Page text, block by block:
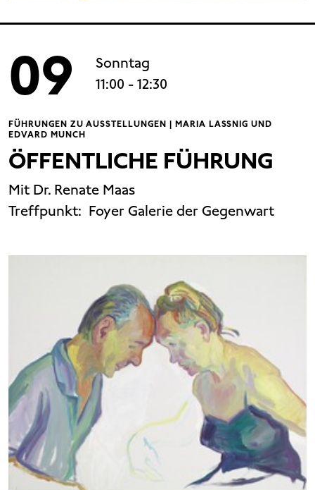
09
Sonntag
11:00 - 12:30
FÜHRUNGEN ZU AUSSTELLUNGEN | MARIA LASSNIG UND
EDVARD MUNCH
ÖFFENTLICHE FÜHRUNG
Mit Dr. Renate Maas
Treffpunkt: Foyer Galerie der Gegenwart